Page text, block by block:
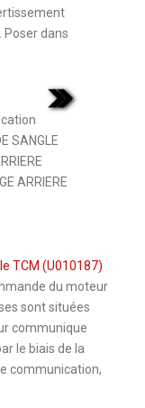
Poser dans
SANGLE
ARRIERE
TCM (U010187)
du moteur
sont situées
communique
le biais de la
communication,